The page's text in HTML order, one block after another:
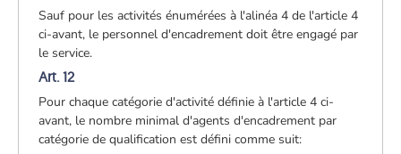
Sauf pour les activités énumérées à l'alinéa 4 de l'article 4
ci-avant, le personnel d'encadrement doit être engagé par
le service.
Art. 12
Pour chaque catégorie d'activité définie à l'article 4 ci-
avant, le nombre minimal d'agents d'encadrement par
catégorie de qualification est défini comme suit: